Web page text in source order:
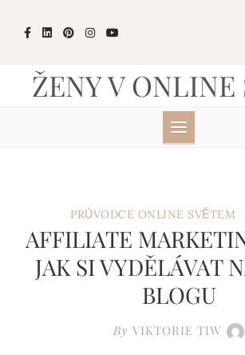
ŽENY V ONLINE
PRŮVODCE ONLINE SVĚTEM
AFFILIATE
JAK SI VYDĚLÁVAT
BLOGU
By VIKTORIE TIW